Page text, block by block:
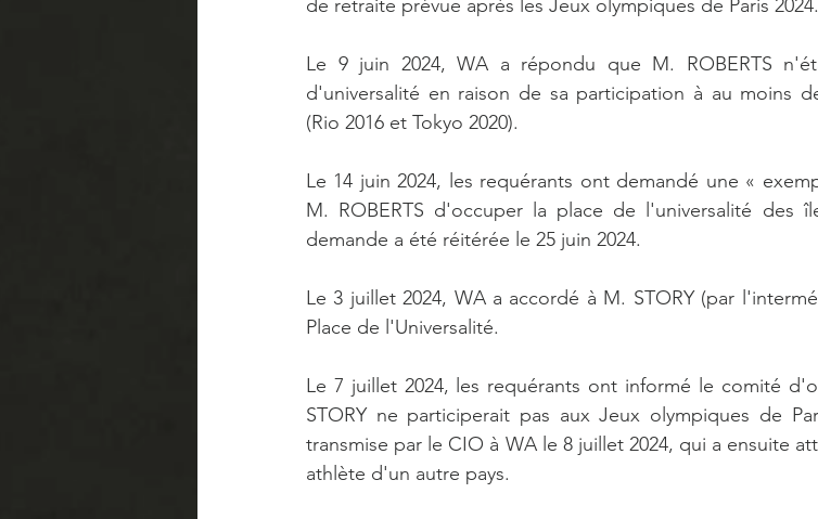
de retraite prévue après les Jeux olympiques de Paris 2024.
Le 9 juin 2024, WA a répondu que M. ROBERTS
d'universalité en raison de sa participation à au moins
(Rio 2016 et Tokyo 2020).
Le 14 juin 2024, les requérants ont demandé une «
M. ROBERTS d'occuper la place de l'universalité des
demande a été réitérée le 25 juin 2024.
Le 3 juillet 2024, WA a accordé à M. STORY (par
Place de l'Universalité.
Le 7 juillet 2024, les requérants ont informé le comité
STORY ne participerait pas aux Jeux olympiques de
transmise par le CIO à WA le 8 juillet 2024, qui a ensuite
athlète d'un autre pays.